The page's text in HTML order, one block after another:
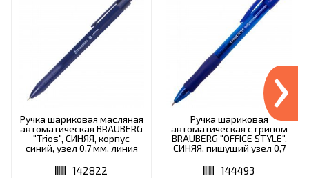
Ручка шариковая масляная
автоматическая BRAUBERG
"Trios", СИНЯЯ, корпус
синий, узел 0,7 мм, линия
142822
Ручка шариковая
автоматическая с грипом
BRAUBERG "OFFICE STYLE",
СИНЯЯ, пишущий узел 0,7
144493
144493
›